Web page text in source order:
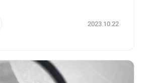
2023.10.22